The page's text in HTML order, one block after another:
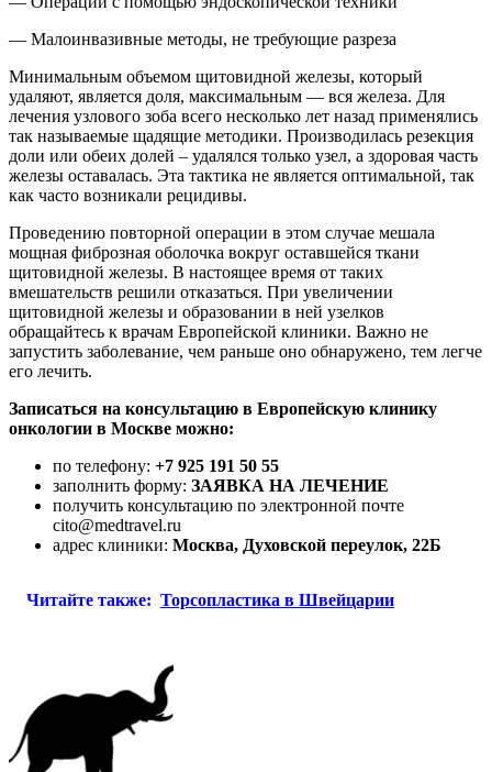
— Малоинвазивные методы, не требующие разреза
Минимальным объемом щитовидной железы, который
удаляют, является доля, максимальным — вся железа. Для
лечения узлового зоба всего несколько лет назад применялись
так называемые щадящие методики. Производилась резекция
доли или обеих долей – удалялся только узел, а здоровая часть
железы оставалась. Эта тактика не является оптимальной, так
как часто возникали рецидивы.
Проведению повторной операции в этом случае мешала
мощная фиброзная оболочка вокруг оставшейся ткани
щитовидной железы. В настоящее время от таких
вмешательств решили отказаться. При увеличении
щитовидной железы и образовании в ней узелков
обращайтесь к врачам Европейской клиники. Важно не
запустить заболевание, чем раньше оно обнаружено, тем легче
его лечить.
Записаться на консультацию в Европейскую клинику
онкологии в Москве можно:
по телефону: +7 925 191 50 55
заполнить форму: ЗАЯВКА НА ЛЕЧЕНИЕ
получить консультацию по электронной почте
cito@medtravel.ru
адрес клиники: Москва, Духовской переулок, 22Б
Читайте также: Торсопластика в Швейцарии